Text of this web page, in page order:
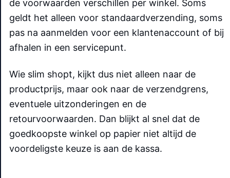
de voorwaarden verschillen per winkel. Soms
geldt het alleen voor standaardverzending, soms
pas na aanmelden voor een klantenaccount of bij
afhalen in een servicepunt.
Wie slim shopt, kijkt dus niet alleen naar de
productprijs, maar ook naar de verzendgrens,
eventuele uitzonderingen en de
retourvoorwaarden. Dan blijkt al snel dat de
goedkoopste winkel op papier niet altijd de
voordeligste keuze is aan de kassa.